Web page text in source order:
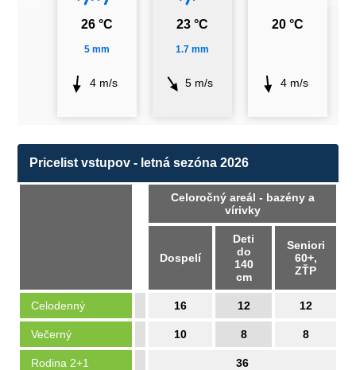
26 °C
5 mm
4 m/s
23 °C
1.7 mm
5 m/s
20 °C
4 m/s
Pricelist vstupov - letná sezóna 2026
Celoročný areál - bazény a
vírivky
Dospelí
Deti
do
140
cm
Seniori
60+,
ZŤP
Celodenný 16 12 12
Večerný 10 8 8
Rodina 2+1 36